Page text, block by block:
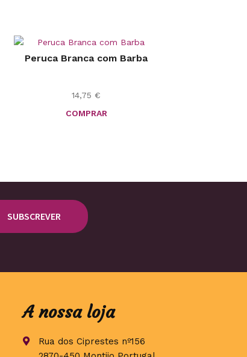
Peruca Branca com Barba
14,75 €
COMPRAR
A nossa loja
Rua dos Ciprestes nº156